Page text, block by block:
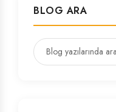
BLOG ARA